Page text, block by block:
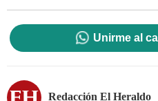
Unirme al
Redacción El Heraldo